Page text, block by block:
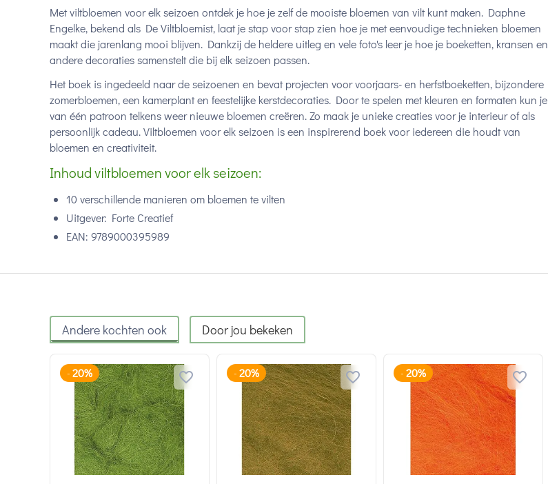
Met viltbloemen voor elk seizoen ontdek je hoe je zelf de mooiste bloemen van vilt kunt maken. Daphne
Engelke, bekend als De Viltbloemist, laat je stap voor stap zien hoe je met eenvoudige technieken bloemen
maakt die jarenlang mooi blijven. Dankzij de heldere uitleg en vele foto's leer je hoe je boeketten, kransen en
andere decoraties samenstelt die bij elk seizoen passen.
Het boek is ingedeeld naar de seizoenen en bevat projecten voor voorjaars- en herfstboeketten, bijzondere
zomerbloemen, een kamerplant en feestelijke kerstdecoraties. Door te spelen met kleuren en formaten kun je
van één patroon telkens weer nieuwe bloemen creëren. Zo maak je unieke creaties voor je interieur of als
persoonlijk cadeau. Viltbloemen voor elk seizoen is een inspirerend boek voor iedereen die houdt van
bloemen en creativiteit.
Inhoud viltbloemen voor elk seizoen:
10 verschillende manieren om bloemen te vilten
Uitgever: Forte Creatief
EAN: 9789000395989
Andere kochten ook Door jou bekeken
- 20% - 20% - 20%